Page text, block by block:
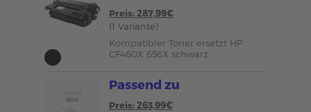
Preis: 287,99€
(1 Variante)
Kompatibler Toner ersetzt HP
CF460X 656X schwarz
Passend zu
Preis: 263,99€